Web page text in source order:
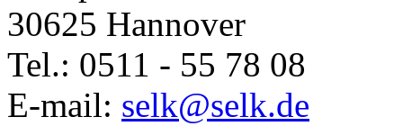
30625 Hannover
Tel.: 0511 - 55 78 08
E-mail: selk@selk.de